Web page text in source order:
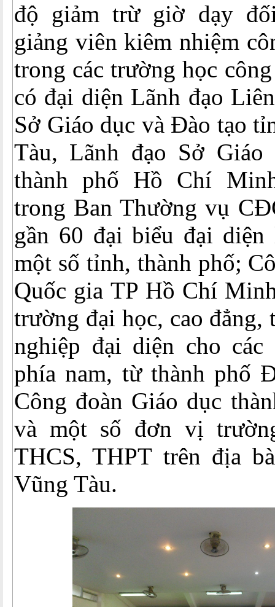
độ giảm trừ giờ dạy
giảng viên kiêm nhiệm
trong các trường học
có đại diện Lãnh đạo
Sở Giáo dục và Đào tạo
Tàu, Lãnh đạo Sở
thành phố Hồ Chí
trong Ban Thường vụ
gần 60 đại biểu đại
một số tỉnh, thành phố;
Quốc gia TP Hồ Chí
trường đại học, cao đẳng,
nghiệp đại diện cho
phía nam, từ thành phố
Công đoàn Giáo dục
và một số đơn vị
THCS, THPT trên địa
Vũng Tàu.